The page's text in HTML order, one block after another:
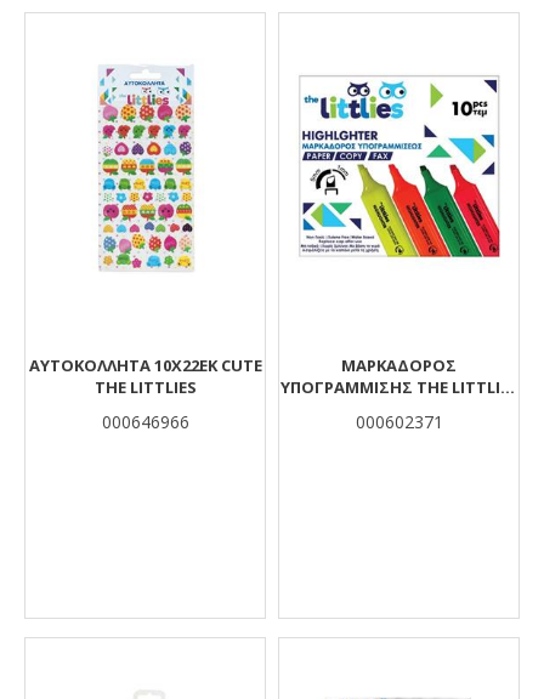
ΑΥΤΟΚΟΛΛΗΤΑ 10X22EK CUTE
THE LITTLIES
000646966
ΜΑΡΚΑΔΌΡΟΣ
ΥΠΟΓΡΆΜΜΙΣΗΣ THE LITTLIES
000602371